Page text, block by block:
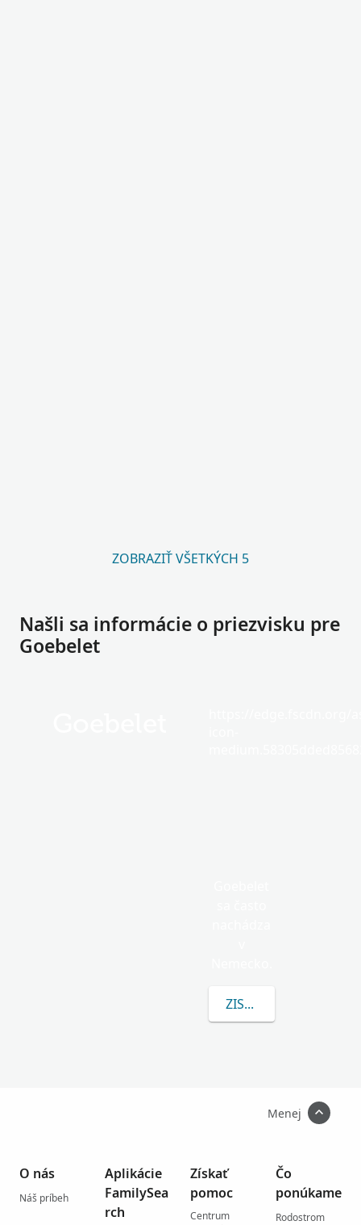
ZOBRAZIŤ VŠETKÝCH 5
Našli sa informácie o priezvisku pre
Goebelet
ZISTITE VIAC O
Menej
O nás
Náš príbeh
Aplikácie
FamilySea
rch
Získať
pomoc
Centrum
Čo
ponúkame
Rodostrom